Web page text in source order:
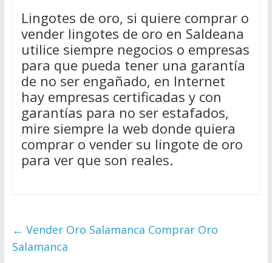
Lingotes de oro, si quiere comprar o
vender lingotes de oro en Saldeana
utilice siempre negocios o empresas
para que pueda tener una garantía
de no ser engañado, en Internet
hay empresas certificadas y con
garantías para no ser estafados,
mire siempre la web donde quiera
comprar o vender su lingote de oro
para ver que son reales.
← Vender Oro Salamanca Comprar Oro
Salamanca